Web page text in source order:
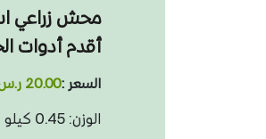
أقدم أدوات
السعر :20.00 ر.س
الوزن: 0.45 كيلو